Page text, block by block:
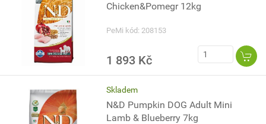
Chicken&Pomegr 12kg
PeMi kód: 208153
1 893 Kč
Skladem
N&D Pumpkin DOG Adult Mini
Lamb & Blueberry 7kg